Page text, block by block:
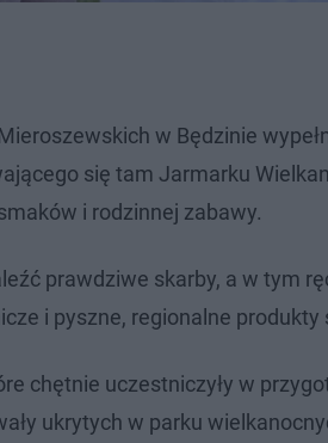
w Będzinie
się tam Jarmarku
i rodzinnej zabawy.
prawdziwe skarby, a w tym
i pyszne, regionalne produkty
chętnie uczestniczyły w
ukrytych w parku